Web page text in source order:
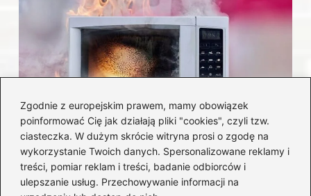
Zgodnie z europejskim prawem, mamy obowiązek
poinformować Cię jak działają pliki "cookies", czyli tzw.
ciasteczka. W dużym skrócie witryna prosi o zgodę na
wykorzystanie Twoich danych. Spersonalizowane reklamy i
treści, pomiar reklam i treści, badanie odbiorców i
ulepszanie usług. Przechowywanie informacji na
Czy można włożyć styropian do
mikrofalówki? Przewodnik po
bezpiecznym użytkowaniu sprzętu
kuchennego